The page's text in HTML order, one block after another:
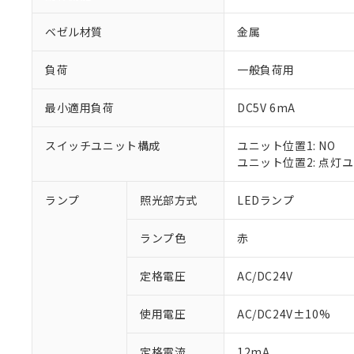
ベゼル材質 金属
負荷 一般負荷用
最小適用負荷 DC5V 6mA
スイッチユニット構成
ユニット位置1: NO
ユニット位置2: 点灯
ランプ 照光部方式 LEDランプ
ランプ色 赤
定格電圧 AC/DC24V
使用電圧 AC/DC24V±10%
ご利用条件
以下の条件をお
※1 対応状況
対応予定：EU
対応予定なし：
調査・確認中：
非該当品：ライセ
※1 中国